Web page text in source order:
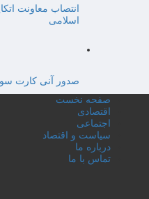
انتصاب معاونت
اسلامی
صدور آنی کارت
صفحه نخست
اقتصادی
اجتماعی
سیاست و اقتصاد
درباره ما
تماس با ما